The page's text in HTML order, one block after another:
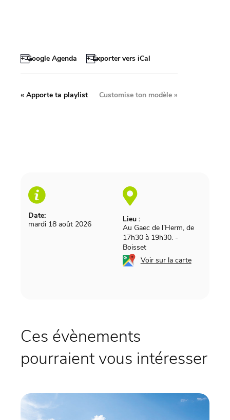
+ Google Agenda + Exporter vers iCal
Date:
mardi 18 août 2026
Lieu :
Au Gaec de l’Herm, de
17h30 à 19h30. -
Boisset
Voir sur la carte
« Apporte ta playlist Customise ton modèle »
Ces évènements
pourraient vous intéresser